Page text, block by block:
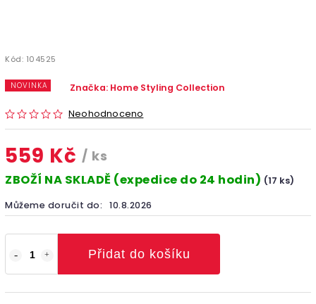
Kód: 104525
NOVINKA
Neohodnoceno
Značka: Home Styling Collection
559 Kč / ks
ZBOŽÍ NA SKLADĚ (expedice do 24 hodin) (17 ks)
Můžeme doručit do: 10.8.2026
Přidat do košíku